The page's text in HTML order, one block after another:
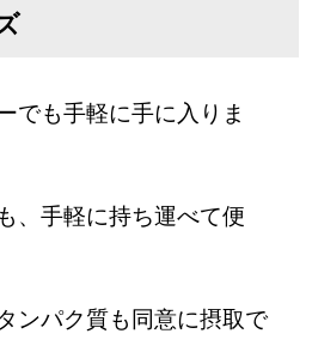
でも手軽に手に入りま
、手軽に持ち運べて便
ンパク質も同意に摂取で